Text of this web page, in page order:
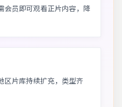
会员即可观看正片内容，降
区片库持续扩充，类型齐